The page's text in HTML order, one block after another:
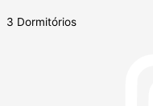
3 Dormitórios